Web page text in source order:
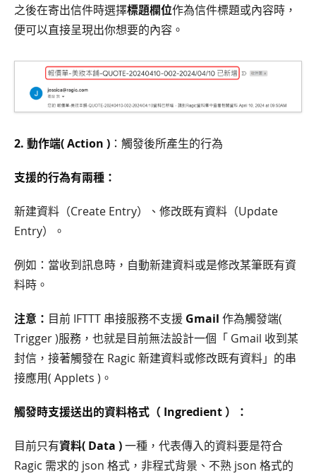
之後在寄出信件時選擇標題欄位作為信件標題或內容時，
便可以直接呈現出你想要的內容。
2. 動作端( Action ) ：觸發後所產生的行為
支援的行為有兩種：
新建資料（Create Entry）、修改既有資料（Update
Entry）。
例如：當收到訊息時，自動新建資料或是修改某筆既有資
料時。
注意： 目前 IFTTT 串接服務不支援 Gmail 作為觸發端(
Trigger )服務，也就是目前無法設計一個「 Gmail 收到某
封信，接著觸發在 Ragic 新建資料或修改既有資料」的串
接應用( Applets )。
觸發時支援送出的資料格式（ Ingredient ）：
目前只有資料( Data )一種，代表傳入的資料要是符合
Ragic 需求的 json 格式，非程式背景、不熟 json 格式的